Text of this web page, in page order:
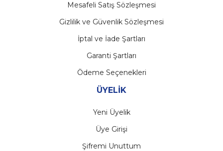
Mesafeli Satış Sözleşmesi
Gizlilik ve Güvenlik Sözleşmesi
İptal ve İade Şartları
Garanti Şartları
Ödeme Seçenekleri
ÜYELİK
Yeni Üyelik
Üye Girişi
Şifremi Unuttum